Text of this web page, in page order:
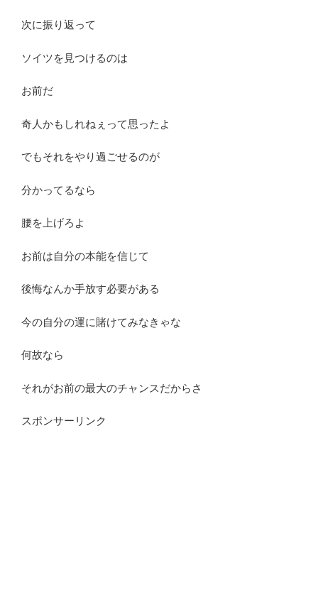
次に振り返って
ソイツを見つけるのは
お前だ
奇人かもしれねぇって思ったよ
でもそれをやり過ごせるのが
分かってるなら
腰を上げろよ
お前は自分の本能を信じて
後悔なんか手放す必要がある
今の自分の運に賭けてみなきゃな
何故なら
それがお前の最大のチャンスだからさ
スポンサーリンク